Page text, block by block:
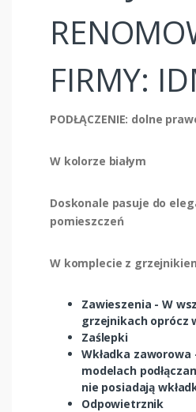
FIRMY:
PODŁĄCZENIE: dolne
W kolorze białym
Doskonale pasuje do
pomieszczeń
W komplecie z
Zawieszenia - W
grzejnikach oprócz
Zaślepki
Wkładka
modelach
nie posiadają
Odpowietrznik